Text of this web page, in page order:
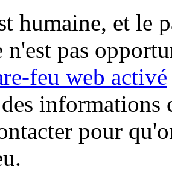
humaine, et le
n'est pas
feu web activé
informations
pour